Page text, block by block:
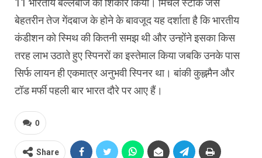
11 भारतीय बल्लेबाज का शिकार किया। मिचेल स्टार्क जैसे
बेहतरीन तेज गेंदबाज के होने के बावजूद यह दर्शाता है कि भारतीय
कंडीशन को स्मिथ की कितनी समझ थी और उन्होंने इसका किस
तरह लाभ उठाते हुए स्पिनरों का इस्तेमाल किया जबकि उनके पास
सिर्फ लायन ही एकमात्र अनुभवी स्पिनर था। बांकी कुह्नमैन और
टॉड मर्फी पहली बार भारत दौरे पर आए हैं।
0
Share